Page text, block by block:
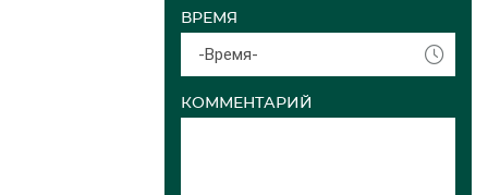
ВРЕМЯ
-Время-
КОММЕНТАРИЙ